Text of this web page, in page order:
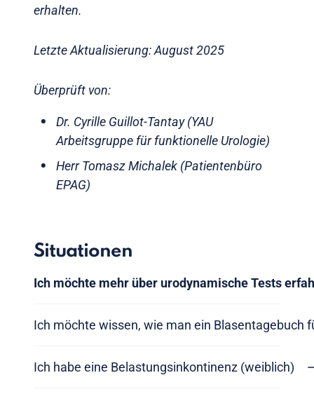
erhalten.
Letzte Aktualisierung: August 2025
Überprüft von:
Dr. Cyrille Guillot-Tantay (YAU
Arbeitsgruppe für funktionelle Urologie)
Herr Tomasz Michalek (Patientenbüro
EPAG)
Situationen
Ich möchte mehr über urodynamische Tests
Ich möchte wissen, wie man ein Blasentagebuch
Ich habe eine Belastungsinkontinenz (weiblich)